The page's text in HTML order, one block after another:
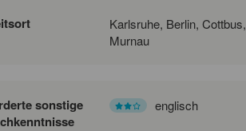
Karlsruhe, Berlin, Cottbus,
Murnau
sonstige
englisch